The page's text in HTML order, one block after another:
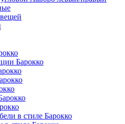
Барокко
в стиле Барокко